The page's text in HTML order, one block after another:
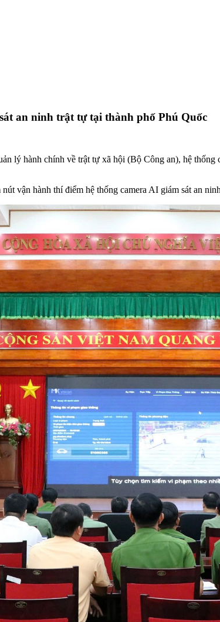
an ninh trật tự tại thành phố Phú Quốc
lý hành chính về trật tự xã hội (Bộ Công an), hệ thống
vận hành thí điểm hệ thống camera AI giám sát an